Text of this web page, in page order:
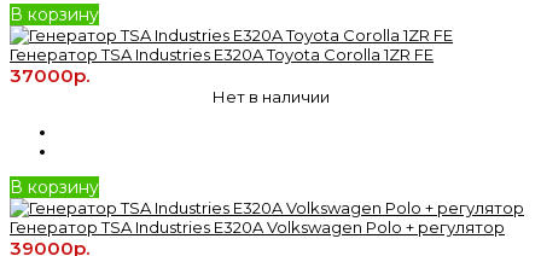
В корзину
Генератор TSA Industries E320A Toyota Corolla 1ZR FE
37000р.
Нет в наличии
В корзину
Генератор TSA Industries E320A Volkswagen Polo + регулятор
39000р.